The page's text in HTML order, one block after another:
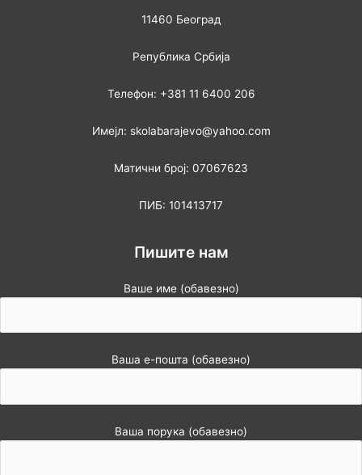
11460 Београд
Република Србија
Телефон: +381 11 6400 206
Имејл: skolabarajevo@yahoo.com
Матични број: 07067623
ПИБ: 101413717
Пишите нам
Ваше име (обавезно)
Ваша е-пошта (обавезно)
Ваша порука (обавезно)